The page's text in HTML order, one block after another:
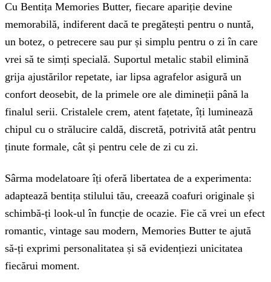
Cu Bentița Memories Butter, fiecare apariție devine
memorabilă, indiferent dacă te pregătești pentru o nuntă,
un botez, o petrecere sau pur și simplu pentru o zi în care
vrei să te simți specială. Suportul metalic stabil elimină
grija ajustărilor repetate, iar lipsa agrafelor asigură un
confort deosebit, de la primele ore ale dimineții până la
finalul serii. Cristalele crem, atent fațetate, îți luminează
chipul cu o strălucire caldă, discretă, potrivită atât pentru
ținute formale, cât și pentru cele de zi cu zi.
Sârma modelatoare îți oferă libertatea de a experimenta:
adaptează bentița stilului tău, creează coafuri originale și
schimbă-ți look-ul în funcție de ocazie. Fie că vrei un efect
romantic, vintage sau modern, Memories Butter te ajută
să-ți exprimi personalitatea și să evidențiezi unicitatea
fiecărui moment.